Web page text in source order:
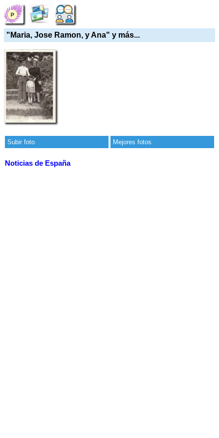
"Maria, Jose Ramon, y Ana" y más...
Subir foto Mejores fotos
Noticias de España